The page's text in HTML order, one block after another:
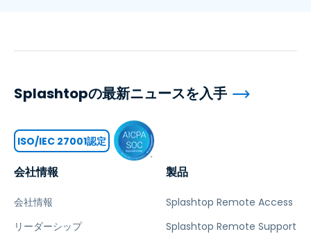
会社情報
会社情報
リーダーシップ
製品
Splashtop Remote Access
Splashtop Remote Support
Splashtopの最新ニュースを入手
ISO/IEC 27001認定